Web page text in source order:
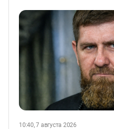
10:40, 7 августа 2026